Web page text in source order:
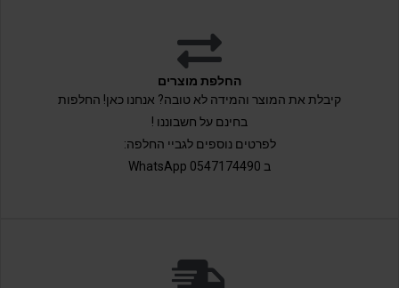
החלפת מוצרים
קיבלת את המוצר והמידה לא טובה? אנחנו כאן! החלפות
בחינם על חשבוננו !
לפרטים נוספים לגביי החלפה:
ב 0547174490 WhatsApp